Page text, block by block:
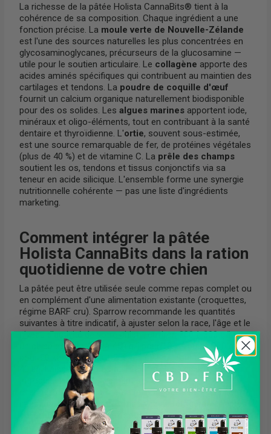
La richesse de la pâtée Holista CannaBits® tient à la
cohérence de sa composition. Chaque ingrédient a une
fonction précise. La moule verte de Nouvelle-Zélande
est l'une des sources naturelles les plus concentrées en
glycosaminoglycanes, précurseurs de la glucosamine —
utile pour le soutien articulaire. Le collagène apporte des
acides aminés spécifiques qui contribuent au maintien des
cartilages et tendons. La poudre de coquille d'œuf
fournit un calcium organique naturellement biodisponible
pour des os solides. Les algues marinesapportent iode,
minéraux et oligo-éléments, tout en contribuant à la santé
dentaire et thyroïdienne. L'ortie, souvent sous-estimée,
est une source remarquable de fer, de protéines végétales
(plus de 40 %) et de vitamine C. La prêle des champs
soutient les os, tendons et tissus conjonctifs via sa
teneur en acide silicique. L'ensemble forme une synergie
nutritionnelle cohérente — pas une liste d'ingrédients
marketing.
Comment intégrer la pâtée
Holista CannaBits dans la ration
quotidienne de votre chien
La pâtée peut être utilisée seule comme repas complet ou
en complément d'une alimentation existante (croquettes,
régime BARF cru). Sparrow recommande les quantités
suivantes à titre indicatif, à ajuster selon la race, l'âge et le
niveau d'activité de votre chien : environ 200 à 300 g/j pour
un chien de 5 kg, 300 à 450 g/j pour 10 kg, 600 à 900 g/j
pour 20 kg, et jusqu'à 1 200 à 1 600 g/j pour un chien de
40 kg. Laissez toujours de l'eau fraîche à disposition.
Introduisez progressivement sur 5 à 7 jours si vous
changez de régime alimentaire, pour permettre à la flore
intestinale de s'adapter. Conservez au réfrigérateur après
ouverture et consommez sous 2 à 3 jours.